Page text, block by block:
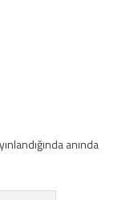
anında